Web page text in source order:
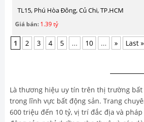
TL15, Phú Hòa Đông, Củ Chi, TP.HCM
Giá bán: 1.39 tỷ
1 2 3 4 5 ... 10 ... » Last »
Là thương hiệu uy tín trên thị trường bất
trong lĩnh vực bất động sản. Trang
600 triệu đến 10 tỷ, vị trí đắc địa và